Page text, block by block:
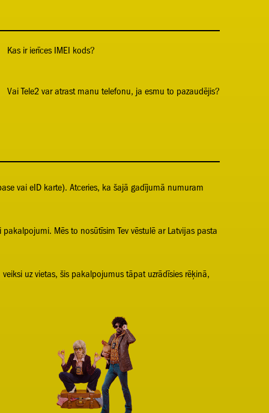
Kas ir ierīces IMEI kods?
Vai Tele2 var atrast manu telefonu, ja esmu to pazaudējis?
vai eID karte). Atceries, ka šajā gadījumā numuram
Mēs to nosūtīsim Tev vēstulē ar Latvijas pasta
uz vietas, šis pakalpojumus tāpat uzrādīsies rēķinā,